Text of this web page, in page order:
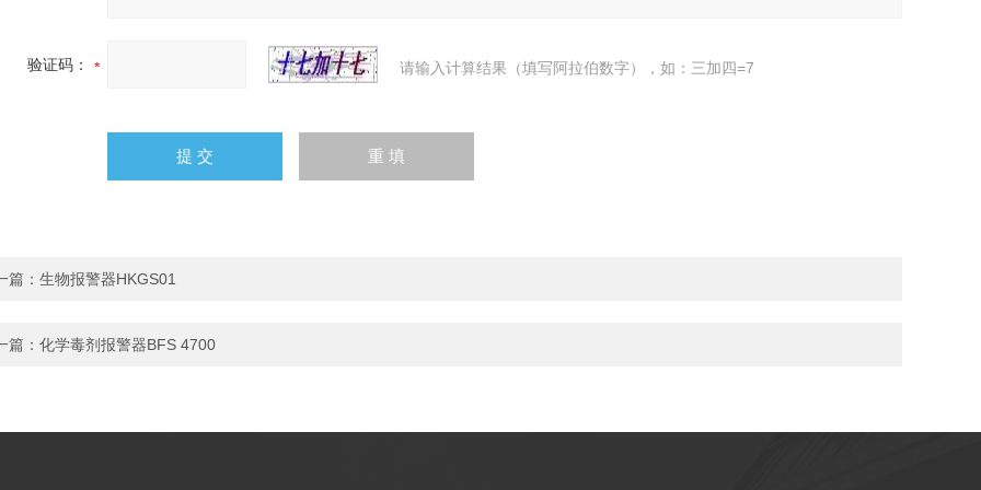
验证码： 请输入计算结果（填写阿拉伯数字），如：三加四=7
篇： 生物报警器HKGS01
篇： 化学毒剂报警器BFS 4700